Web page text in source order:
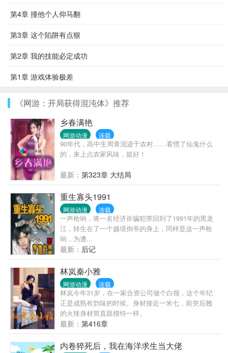
第4章 撞他个人仰马翻
第3章 这个陷阱有点狠
第2章 我的技能必定成功
第1章 游戏体验极差
《网游：开局获得混沌体》推荐
乡春满艳
网游动漫 连载
90年代，高中生周青混迹于农村……看惯了仙鬼什么
的，来上点农家风味，挺好！
最新： 第323章 大结局
重生寡头1991
网游动漫 连载
一声枪响，将一名经济诈骗犯带回到了1991年的黑龙
江，转生在了一个越境倒爷的身上，同样是这一声枪
响，为遭...
最新： 后记
林岚秦小雅
网游动漫 连载
林岚今年31岁，在一家合资公司做个白领，这个年纪
正是成熟有韵味的时候。身材接近一米七，前突后翘
的火辣身材简直跟模特一样。
最新： 第416章
内卷猝死后，我在海洋求生当大佬